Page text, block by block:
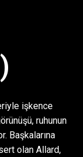
işkence
ruhunun
Başkalarına
olan Allard,